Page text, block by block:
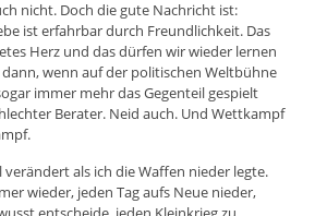
nicht. Doch die gute Nachricht ist:
ist erfahrbar durch Freundlichkeit. Das
Herz und das dürfen wir wieder lernen
wenn auf der politischen Weltbühne
immer mehr das Gegenteil gespielt
Berater. Neid auch. Und Wettkampf
verändert als ich die Waffen nieder legte.
wieder, jeden Tag aufs Neue nieder,